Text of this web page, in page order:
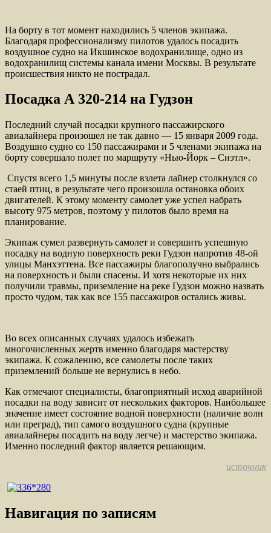
На борту в тот момент находились 5 членов экипажа.
Благодаря профессионализму пилотов удалось посадить
воздушное судно на Икшинское водохранилище, одно из
водохранилищ системы канала имени Москвы. В результате
происшествия никто не пострадал.
Посадка А 320-214 на Гудзон
Последний случай посадки крупного пассажирского
авиалайнера произошел не так давно — 15 января 2009 года.
Воздушно судно со 150 пассажирами и 5 членами экипажа на
борту совершало полет по маршруту «Нью-Йорк – Сиэтл».
Спустя всего 1,5 минуты после взлета лайнер столкнулся со
стаей птиц, в результате чего произошла остановка обоих
двигателей. К этому моменту самолет уже успел набрать
высоту 975 метров, поэтому у пилотов было время на
планирование.
Экипаж сумел развернуть самолет и совершить успешную
посадку на водную поверхность реки Гудзон напротив 48-ой
улицы Манхэттена. Все пассажиры благополучно выбрались
на поверхность и были спасены. И хотя некоторые их них
получили травмы, приземление на реке Гудзон можно назвать
просто чудом, так как все 155 пассажиров остались живы.
Во всех описанных случаях удалось избежать
многочисленных жертв именно благодаря мастерству
экипажа. К сожалению, все самолеты после таких
приземлений больше не вернулись в небо.
Как отмечают специалисты, благоприятный исход аварийной
посадки на воду зависит от нескольких факторов. Наибольшее
значение имеет состояние водной поверхности (наличие волн
или преград), тип самого воздушного судна (крупные
авиалайнеры посадить на воду легче) и мастерство экипажа.
Именно последний фактор является решающим.
источник
Навигация по записям